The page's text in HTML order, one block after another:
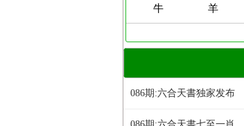
086期:六合天書独家发布